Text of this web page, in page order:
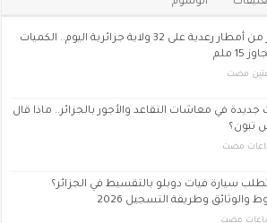
الوسوم
تحذير من أمطار رعدية على 32 ولاية جزائرية اليوم.. الكميات
15 ملم
مضت
جديدة في معاشات التقاعد والأجور بالجزائر.. ماذا قال
تبون؟
سيارة فيات دوبلو بالتقسيط في الجزائر؟
والوثائق وطريقة التسجيل 2026